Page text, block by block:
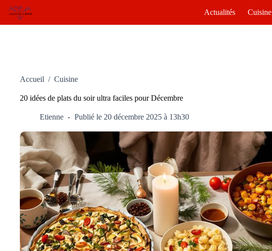
Passer
contenu
Actualités Cuisine
Accueil / Cuisine
20 idées de plats du soir ultra faciles pour Décembre
Etienne Publié le 20 décembre 2025 à 13h30